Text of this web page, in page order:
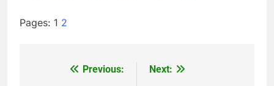
Pages: 1 2
NavigasiPrevious:
Next: